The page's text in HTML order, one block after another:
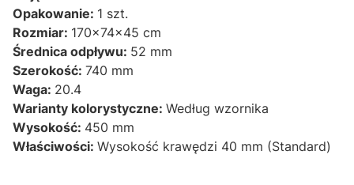
Opakowanie: 1 szt.
Rozmiar: 170x74x45 cm
Średnica odpływu: 52 mm
Szerokość: 740 mm
Waga: 20.4
Warianty kolorystyczne: Według wzornika
Wysokość: 450 mm
Właściwości: Wysokość krawędzi 40 mm (Standard)